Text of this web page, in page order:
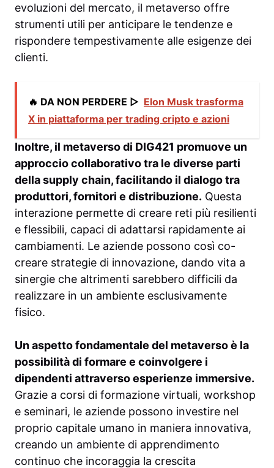
evoluzioni del mercato, il metaverso offre
strumenti utili per anticipare le tendenze e
rispondere tempestivamente alle esigenze dei
clienti.
🔥 DA NON PERDERE ▷ Elon Musk trasforma
X in piattaforma per trading cripto e azioni
Inoltre, il metaverso di DIG421 promuove un
approccio collaborativo tra le diverse parti
della supply chain, facilitando il dialogo tra
produttori, fornitori e distribuzione. Questa
interazione permette di creare reti più resilienti
e flessibili, capaci di adattarsi rapidamente ai
cambiamenti. Le aziende possono così co-
creare strategie di innovazione, dando vita a
sinergie che altrimenti sarebbero difficili da
realizzare in un ambiente esclusivamente
fisico.
Un aspetto fondamentale del metaverso è la
possibilità di formare e coinvolgere i
dipendenti attraverso esperienze immersive.
Grazie a corsi di formazione virtuali, workshop
e seminari, le aziende possono investire nel
proprio capitale umano in maniera innovativa,
creando un ambiente di apprendimento
continuo che incoraggia la crescita